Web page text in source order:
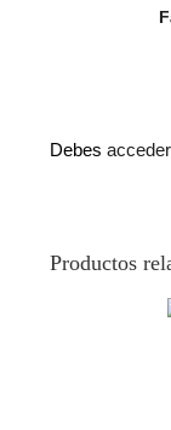
Debesacceder
Productos